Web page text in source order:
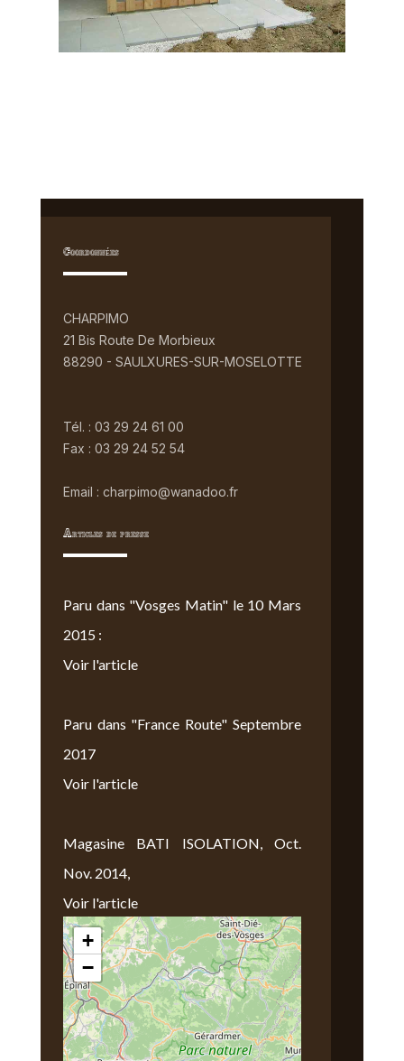
Coordonnées
CHARPIMO
21 Bis Route De Morbieux
88290 - SAULXURES-SUR-MOSELOTTE
Tél. : 03 29 24 61 00
Fax : 03 29 24 52 54
Email : charpimo@wanadoo.fr
Articles de presse
Paru dans "Vosges Matin" le 10 Mars
2015 :
Voir l'article
Paru dans "France Route" Septembre
2017
Voir l'article
Magasine BATI ISOLATION, Oct.
Nov. 2014,
Voir l'article
Nous Trouver
+
−